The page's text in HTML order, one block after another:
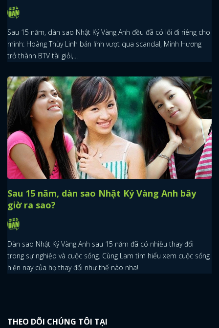
Sau 15 năm, dàn sao Nhật Ký Vàng Anh đều đã có lối đi riêng cho
mình: Hoàng Thùy Linh bản lĩnh vượt qua scandal, Minh Hương
trở thành BTV tài giỏi,...
Sau 15 năm, dàn sao Nhật Ký Vàng Anh bây
giờ ra sao?
Dàn sao Nhật Ký Vàng Anh sau 15 năm đã có nhiều thay đổi
trong sự nghiệp và cuộc sống. Cùng Lam tìm hiểu xem cuộc sống
hiện nay của họ thay đổi như thế nào nha!
THEO DÕI CHÚNG TÔI TẠI